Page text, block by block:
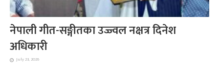
नेपाली गीत-सङ्गीतका उज्ज्वल नक्षत्र दिनेश
अधिकारी
July 23, 2026